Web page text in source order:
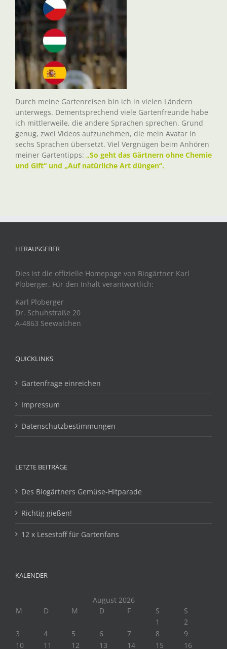
Durch meine Gartenreisen bin ich in vielen Ländern
unterwegs. Dementsprechend viele Gartenfreunde habe
ich mittlerweile, die andere Sprachen sprechen. Grund
genug, zwei Videos aufzunehmen, die mein Avatar in
sechs Sprachen übersetzt. Viel Vergnügen beim Anhören
meiner Gartentipps: „So geht das Gärtnern ohne Chemie
und Gift“ und „Auf natürliche Art düngen“.
HERAUSGEBER
Dies ist die offizielle Homepage von Biogärtner Karl
Ploberger. Für den Inhalt verantwortlich:
Karl Ploberger
Dr. Schuhstraße 20
A-4863 Seewalchen
QUICKLINKS
Gartenfrage einreichen
Impressum
Datenschutzbestimmungen
LETZTE BEITRÄGE
Des Biogärtners Gemüse-Hitparade
Richtig gießen!
12 x Lesestoff für Gartenfans
KALENDER
August 2026
M
D M D F S
S
1
2
3
4 5 6 7 8
9
10
11 12 13 14 15 16